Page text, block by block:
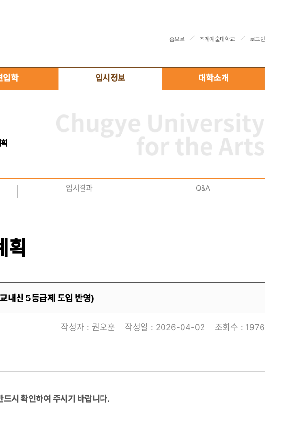
홈으로 추계예술대학교 로그인
입학 입시정보 대학소개
획
입시결과 Q&A
내신 5등급제 도입 반영)
작성자 : 권오훈 작성일 : 2026-04-02 조회수 : 1976
시 확인하여 주시기 바랍니다.